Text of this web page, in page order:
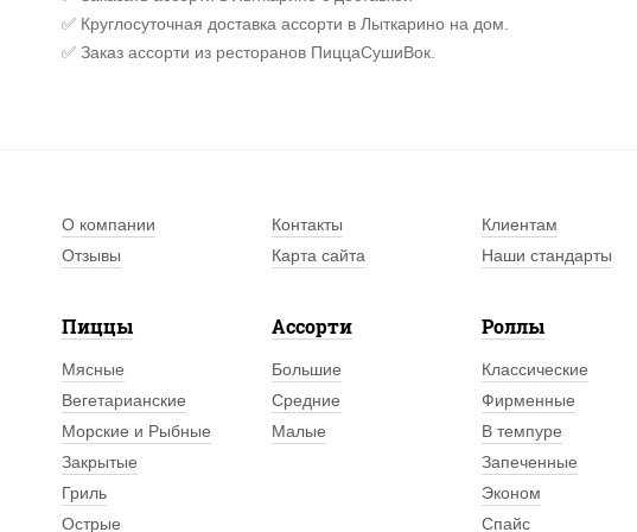
✅ Круглосуточная доставка ассорти в Лыткарино на дом.
✅ Заказ ассорти из ресторанов ПиццаСушиВок.
О компании Контакты Клиентам
Отзывы
Карта сайта Наши стандарты
Пиццы
Мясные
Вегетарианские
Морские и Рыбные
Закрытые
Гриль
Острые
Ассорти
Большие
Средние
Малые
Роллы
Классические
Фирменные
В темпуре
Запеченные
Эконом
Спайс